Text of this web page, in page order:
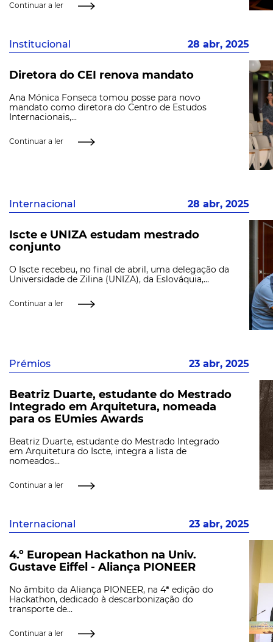
Continuar a ler
Institucional 28 abr, 2025
Diretora do CEI renova mandato
Ana Mónica Fonseca tomou posse para novo
mandato como diretora do Centro de Estudos
Internacionais,...
Continuar a ler
Internacional 28 abr, 2025
Iscte e UNIZA estudam mestrado
conjunto
O Iscte recebeu, no final de abril, uma delegação da
Universidade de Zilina (UNIZA), da Eslováquia,...
Continuar a ler
Prémios 23 abr, 2025
Beatriz Duarte, estudante do Mestrado
Integrado em Arquitetura, nomeada
para os EUmies Awards
Beatriz Duarte, estudante do Mestrado Integrado
em Arquitetura do Iscte, integra a lista de
nomeados...
Continuar a ler
Internacional 23 abr, 2025
4.º European Hackathon na Univ.
Gustave Eiffel - Aliança PIONEER
No âmbito da Aliança PIONEER, na 4ª edição do
Hackathon, dedicado à descarbonização do
transporte de...
Continuar a ler